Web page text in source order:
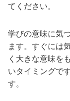
てください。
学びの意味に気
ます。すぐには
く大きな意味を
いタイミングで
す。